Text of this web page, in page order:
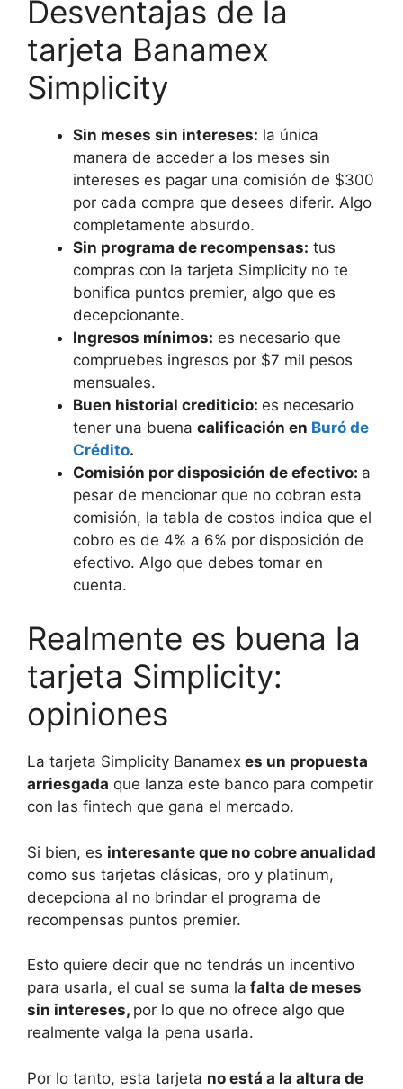
Desventajas de la
tarjeta Banamex
Simplicity
Sin meses sin intereses: la única
manera de acceder a los meses sin
intereses es pagar una comisión de $300
por cada compra que desees diferir. Algo
completamente absurdo.
Sin programa de recompensas: tus
compras con la tarjeta Simplicity no te
bonifica puntos premier, algo que es
decepcionante.
Ingresos mínimos: es necesario que
compruebes ingresos por $7 mil pesos
mensuales.
Buen historial crediticio: es necesario
tener una buena calificación en Buró de
Crédito.
Comisión por disposición de efectivo: a
pesar de mencionar que no cobran esta
comisión, la tabla de costos indica que el
cobro es de 4% a 6% por disposición de
efectivo. Algo que debes tomar en
cuenta.
Realmente es buena la
tarjeta Simplicity:
opiniones
La tarjeta Simplicity Banamex es un propuesta
arriesgada que lanza este banco para competir
con las fintech que gana el mercado.
Si bien, es interesante que no cobre anualidad
como sus tarjetas clásicas, oro y platinum,
decepciona al no brindar el programa de
recompensas puntos premier.
Esto quiere decir que no tendrás un incentivo
para usarla, el cual se suma la falta de meses
sin intereses, por lo que no ofrece algo que
realmente valga la pena usarla.
Por lo tanto, esta tarjeta no está a la altura de